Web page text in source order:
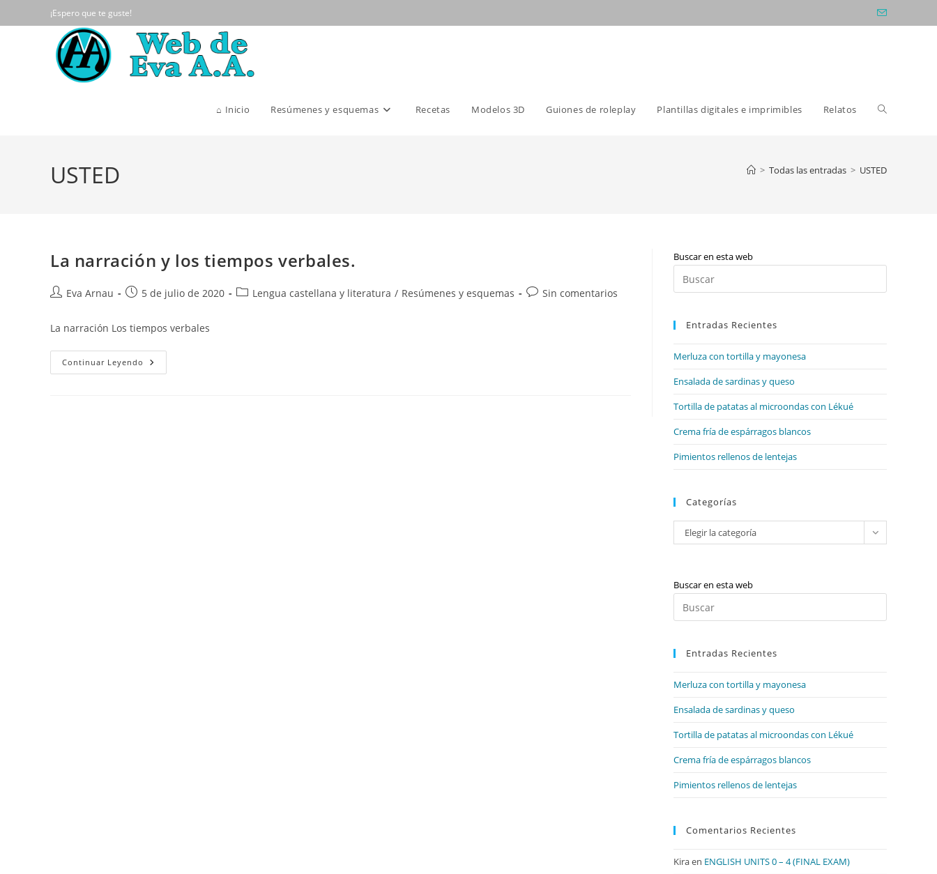
al
¡Espero que te guste!
⌂ Inicio Resúmenes y esquemas Recetas Modelos 3D Guiones de roleplay Plantillas digitales e imprimibles Relatos Alternar
la
USTED > Todas las entradas > USTED
La narración y los tiempos verbales.
Autor
la
entrada:
Eva Arnau
Publicación
la
entrada:
5 de julio de 2020
Categoría
Lengua castellana y literatura / Resúmenes y esquemas
Comentarios
Sin comentarios
La narración Los tiempos verbales
Continuar Leyendo La
Narración
Buscar en esta web
Escape
Entradas Recientes
Merluza con tortilla y mayonesa
Ensalada de sardinas y queso
Tortilla de patatas al microondas con Lékué
Crema fría de espárragos blancos
Pimientos rellenos de lentejas
Categorías
Categorías
Elegir la categoría
Buscar en esta web
Escape
Entradas Recientes
Merluza con tortilla y mayonesa
Ensalada de sardinas y queso
Tortilla de patatas al microondas con Lékué
Crema fría de espárragos blancos
Pimientos rellenos de lentejas
Comentarios Recientes
Kiraen ENGLISH UNITS 0 – 4 (FINAL EXAM)